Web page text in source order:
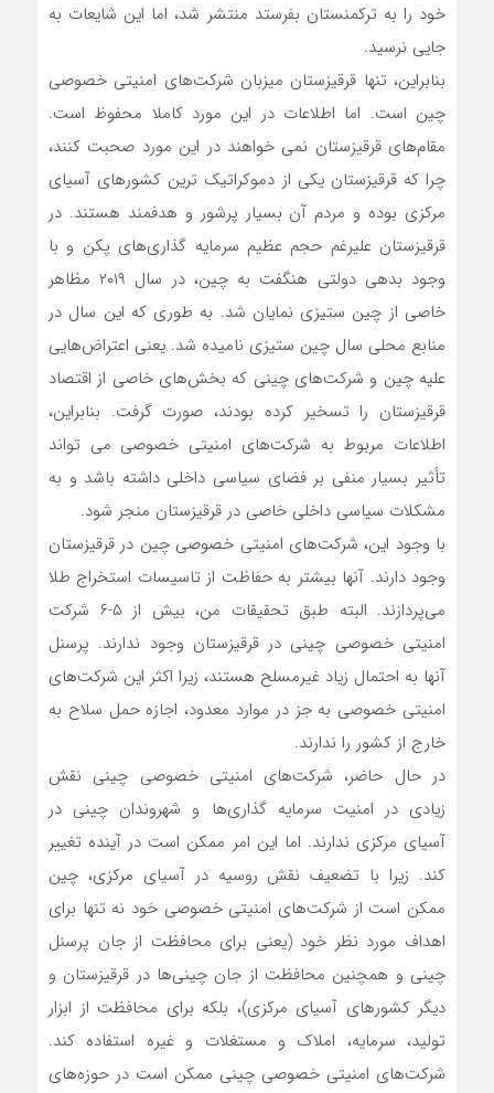
خود را به ترکمنستان بفرستد منتشر شد، اما این شایعات به
جایی نرسید.
بنابراین، تنها قرقیزستان میزبان شرکت‌های امنیتی خصوصی
چین است. اما اطلاعات در این مورد کاملا محفوظ است.
مقام‌های قرقیزستان نمی خواهند در این مورد صحبت کنند،
چرا که قرقیزستان یکی از دموکراتیک ترین کشورهای آسیای
مرکزی بوده و مردم آن بسیار پرشور و هدفمند هستند. در
قرقیزستان علیرغم حجم عظیم سرمایه گذاری‌های پکن و با
وجود بدهی دولتی هنگفت به چین، در سال ۲۰۱۹ مظاهر
خاصی از چین ستیزی نمایان شد. به طوری که این سال در
منابع محلی سال چین ستیزی نامیده شد. یعنی اعتراض‌هایی
علیه چین و شرکت‌های چینی که بخش‌های خاصی از اقتصاد
قرقیزستان را تسخیر کرده بودند، صورت گرفت. بنابراین،
اطلاعات مربوط به شرکت‌های امنیتی خصوصی می تواند
تأثیر بسیار منفی بر فضای سیاسی داخلی داشته باشد و به
مشکلات سیاسی داخلی خاصی در قرقیزستان منجر شود.
با وجود این، شرکت‌های امنیتی خصوصی چین در قرقیزستان
وجود دارند. آنها بیشتر به حفاظت از تاسیسات استخراج طلا
می‌پردازند. البته طبق تحقیقات من، بیش از ۵-۶ شرکت
امنیتی خصوصی چینی در قرقیزستان وجود ندارند. پرسنل
آنها به احتمال زیاد غیرمسلح هستند، زیرا اکثر این شرکت‌های
امنیتی خصوصی به جز در موارد معدود، اجازه حمل سلاح به
خارج از کشور را ندارند.
در حال حاضر، شرکت‌های امنیتی خصوصی چینی نقش
زیادی در امنیت سرمایه گذاری‌ها و شهروندان چینی در
آسیای مرکزی ندارند. اما این امر ممکن است در آینده تغییر
کند. زیرا با تضعیف نقش روسیه در آسیای مرکزی، چین
ممکن است از شرکت‌های امنیتی خصوصی خود نه تنها برای
اهداف مورد نظر خود (یعنی برای محافظت از جان پرسنل
چینی و همچنین محافظت از جان چینی‌ها در قرقیزستان و
دیگر کشورهای آسیای مرکزی)، بلکه برای محافظت از ابزار
تولید، سرمایه، املاک و مستغلات و غیره استفاده کند.
شرکت‌های امنیتی خصوصی چینی ممکن است در حوزه‌های